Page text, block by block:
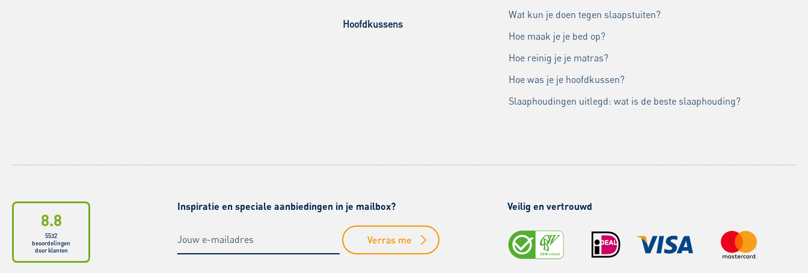
Hoofdkussens
Wat kun je doen tegen slaapstuiten?
Hoe maak je je bed op?
Hoe reinig je je matras?
Hoe was je je hoofdkussen?
Slaaphoudingen uitlegd: wat is de beste slaaphouding?
8.8
5532
beoordelingen
door klanten
Inspiratie en speciale aanbiedingen in je mailbox?
Verras me
Veilig en vertrouwd